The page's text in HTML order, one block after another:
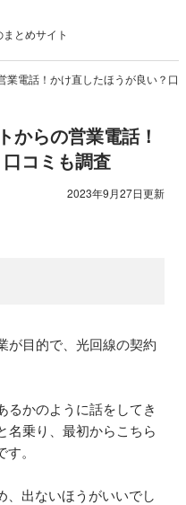
とめサイト
電話！かけ直したほうが良い？口
からの営業電話！
コミも調査
2023年9月27日更新
が目的で、光回線の契約
るかのように話をしてき
名乗り、最初からこちら
。
、出ないほうがいいでし